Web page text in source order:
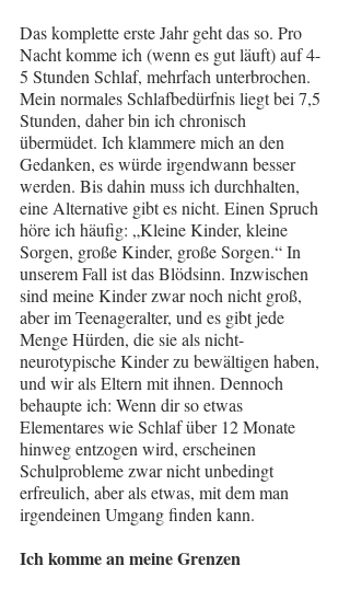
Das komplette erste Jahr geht das so. Pro
Nacht komme ich (wenn es gut läuft) auf 4-
5 Stunden Schlaf, mehrfach unterbrochen.
Mein normales Schlafbedürfnis liegt bei 7,5
Stunden, daher bin ich chronisch
übermüdet. Ich klammere mich an den
Gedanken, es würde irgendwann besser
werden. Bis dahin muss ich durchhalten,
eine Alternative gibt es nicht. Einen Spruch
höre ich häufig: „Kleine Kinder, kleine
Sorgen, große Kinder, große Sorgen.“ In
unserem Fall ist das Blödsinn. Inzwischen
sind meine Kinder zwar noch nicht groß,
aber im Teenageralter, und es gibt jede
Menge Hürden, die sie als nicht-
neurotypische Kinder zu bewältigen haben,
und wir als Eltern mit ihnen. Dennoch
behaupte ich: Wenn dir so etwas
Elementares wie Schlaf über 12 Monate
hinweg entzogen wird, erscheinen
Schulprobleme zwar nicht unbedingt
erfreulich, aber als etwas, mit dem man
irgendeinen Umgang finden kann.
Ich komme an meine Grenzen